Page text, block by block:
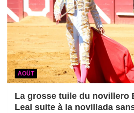
AOÛT
La grosse tuile du novillero
Leal suite à la novillada